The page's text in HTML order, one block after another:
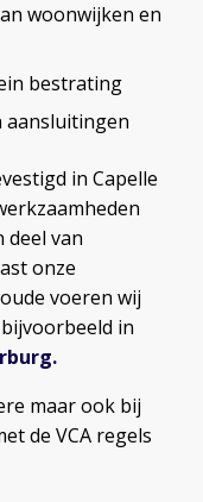
woonwijken en
bestrating
aansluitingen
in Capelle
deel van
onze
voeren wij
in
.
maar ook bij
de VCA regels